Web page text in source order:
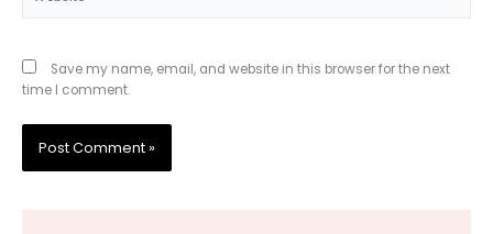
Save my name, email, and website in this browser for the next
time I comment.